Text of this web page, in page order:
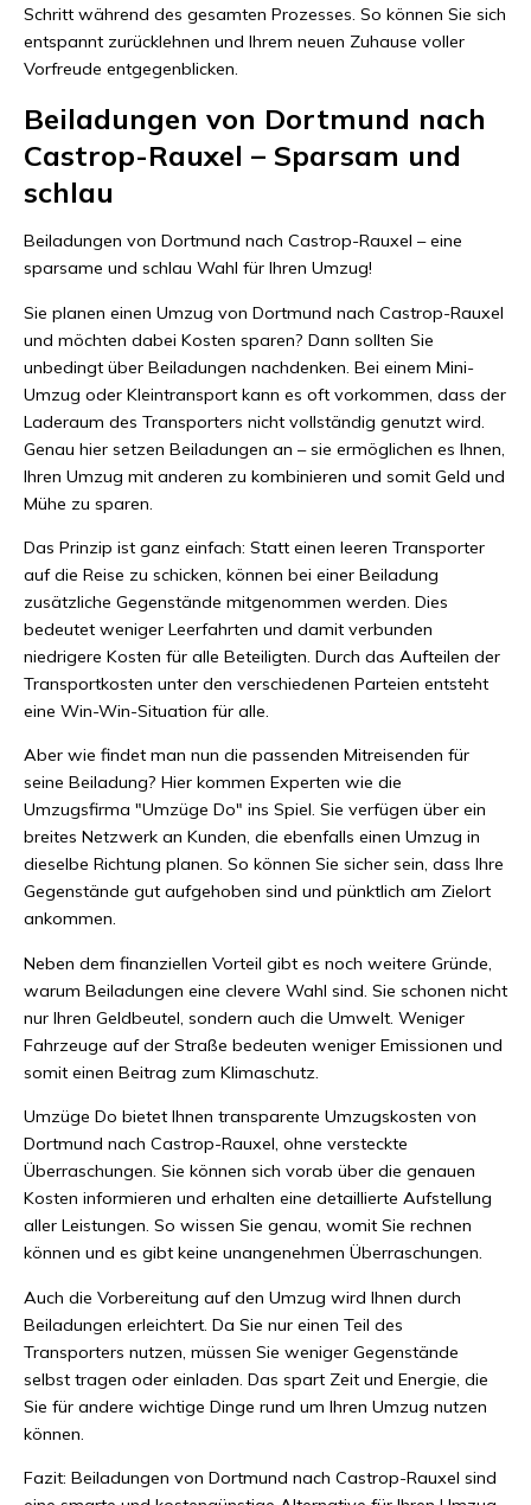
Schritt während des gesamten Prozesses. So können Sie sich
entspannt zurücklehnen und Ihrem neuen Zuhause voller
Vorfreude entgegenblicken.
Beiladungen von Dortmund nach
Castrop-Rauxel – Sparsam und
schlau
Beiladungen von Dortmund nach Castrop-Rauxel – eine
sparsame und schlau Wahl für Ihren Umzug!
Sie planen einen Umzug von Dortmund nach Castrop-Rauxel
und möchten dabei Kosten sparen? Dann sollten Sie
unbedingt über Beiladungen nachdenken. Bei einem Mini-
Umzug oder Kleintransport kann es oft vorkommen, dass der
Laderaum des Transporters nicht vollständig genutzt wird.
Genau hier setzen Beiladungen an – sie ermöglichen es Ihnen,
Ihren Umzug mit anderen zu kombinieren und somit Geld und
Mühe zu sparen.
Das Prinzip ist ganz einfach: Statt einen leeren Transporter
auf die Reise zu schicken, können bei einer Beiladung
zusätzliche Gegenstände mitgenommen werden. Dies
bedeutet weniger Leerfahrten und damit verbunden
niedrigere Kosten für alle Beteiligten. Durch das Aufteilen der
Transportkosten unter den verschiedenen Parteien entsteht
eine Win-Win-Situation für alle.
Aber wie findet man nun die passenden Mitreisenden für
seine Beiladung? Hier kommen Experten wie die
Umzugsfirma "Umzüge Do" ins Spiel. Sie verfügen über ein
breites Netzwerk an Kunden, die ebenfalls einen Umzug in
dieselbe Richtung planen. So können Sie sicher sein, dass Ihre
Gegenstände gut aufgehoben sind und pünktlich am Zielort
ankommen.
Neben dem finanziellen Vorteil gibt es noch weitere Gründe,
warum Beiladungen eine clevere Wahl sind. Sie schonen nicht
nur Ihren Geldbeutel, sondern auch die Umwelt. Weniger
Fahrzeuge auf der Straße bedeuten weniger Emissionen und
somit einen Beitrag zum Klimaschutz.
Umzüge Do bietet Ihnen transparente Umzugskosten von
Dortmund nach Castrop-Rauxel, ohne versteckte
Überraschungen. Sie können sich vorab über die genauen
Kosten informieren und erhalten eine detaillierte Aufstellung
aller Leistungen. So wissen Sie genau, womit Sie rechnen
können und es gibt keine unangenehmen Überraschungen.
Auch die Vorbereitung auf den Umzug wird Ihnen durch
Beiladungen erleichtert. Da Sie nur einen Teil des
Transporters nutzen, müssen Sie weniger Gegenstände
selbst tragen oder einladen. Das spart Zeit und Energie, die
Sie für andere wichtige Dinge rund um Ihren Umzug nutzen
können.
Fazit: Beiladungen von Dortmund nach Castrop-Rauxel sind